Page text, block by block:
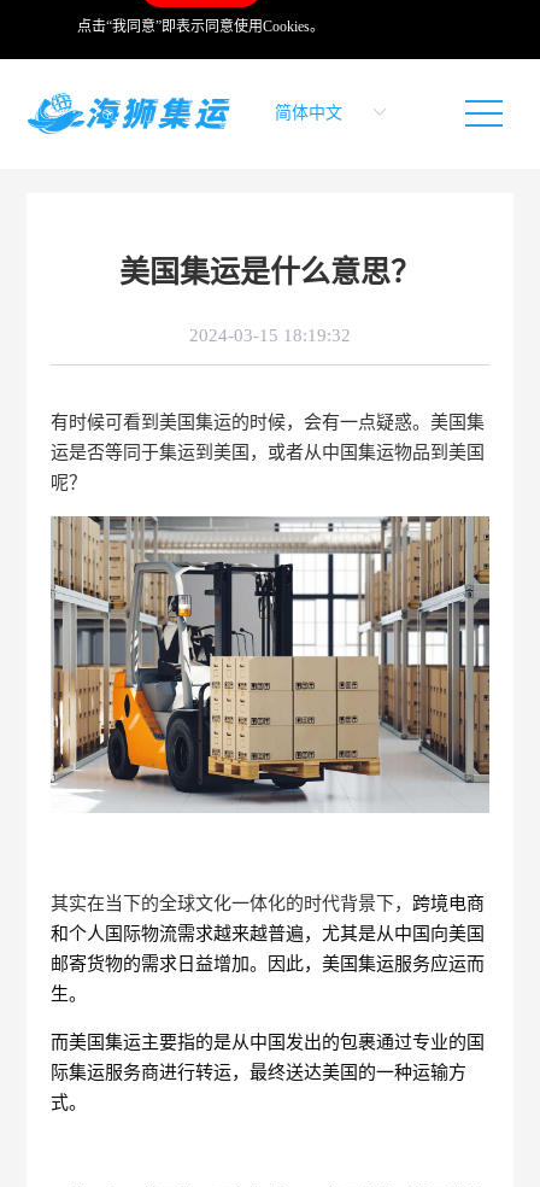
点击“我同意”即表示同意使用Cookies。
美国集运是什么意思？
2024-03-15 18:19:32
有时候可看到美国集运的时候，会有一点疑惑。美国集
运是否等同于集运到美国，或者从中国集运物品到美国
呢？
其实在当下的全球文化一体化的时代背景下， 跨境电商
和个人国际物流需求越来越普遍，尤其是从中国向美国
邮寄货物的需求日益增加。因此，美国集运服务应运而
生。
而美国集运主要指的是从中国发出的包裹通过专业的国
际集运服务商进行转运，最终送达美国的一种运输方
式。